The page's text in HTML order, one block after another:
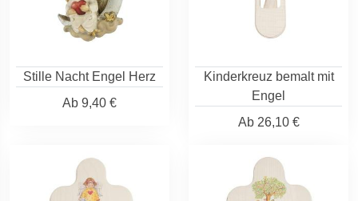
Stille Nacht Engel Herz
Ab 9,40 €
Kinderkreuz bemalt mit
Engel
Ab26,10 €